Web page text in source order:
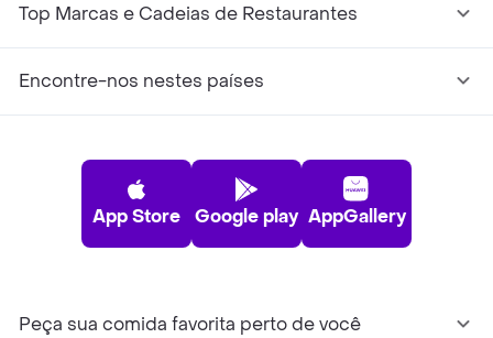
Top Marcas e Cadeias de Restaurantes
Encontre-nos nestes países
App Store Google play AppGallery
Peça sua comida favorita perto de você